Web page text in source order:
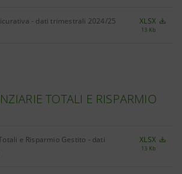
- dati trimestrali 2024/25 XLSX
13 Kb
TOTALI E RISPARMIO
e Risparmio Gestito - dati
XLSX
13 Kb